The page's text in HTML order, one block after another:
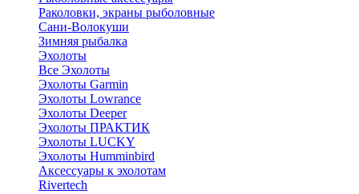
Раколовки, экраны рыболовные
Сани-Волокуши
Зимняя рыбалка
Эхолоты
Все Эхолоты
Эхолоты Garmin
Эхолоты Lowrance
Эхолоты Deeper
Эхолоты ПРАКТИК
Эхолоты LUCKY
Эхолоты Humminbird
Аксессуары к эхолотам
Rivertech